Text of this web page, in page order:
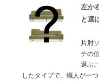
左か
と選
片肘
チの
選ぶ
したタイプで、職人が一